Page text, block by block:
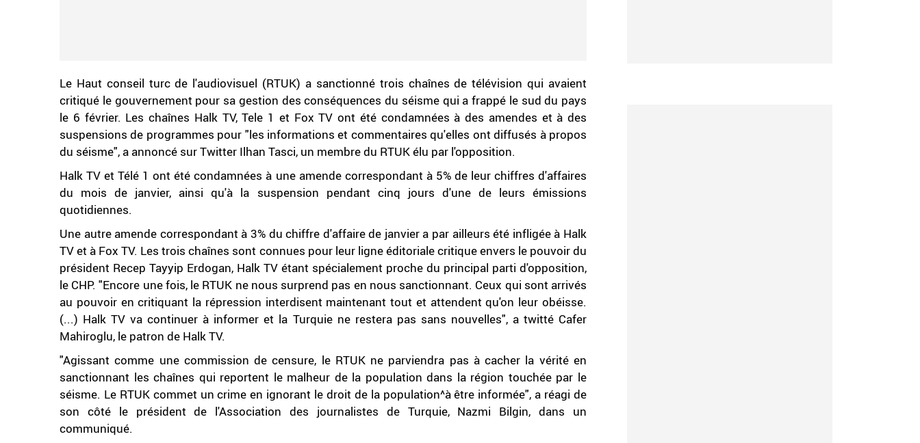
Le Haut conseil turc de l'audiovisuel (RTUK) a sanctionné trois chaînes de télévision qui avaient
critiqué le gouvernement pour sa gestion des conséquences du séisme qui a frappé le sud du pays
le 6 février. Les chaînes Halk TV, Tele 1 et Fox TV ont été condamnées à des amendes et à des
suspensions de programmes pour "les informations et commentaires qu'elles ont diffusés à propos
du séisme", a annoncé sur Twitter Ilhan Tasci, un membre du RTUK élu par l'opposition.
Halk TV et Télé 1 ont été condamnées à une amende correspondant à 5% de leur chiffres d'affaires
du mois de janvier, ainsi qu'à la suspension pendant cinq jours d'une de leurs émissions
quotidiennes.
Une autre amende correspondant à 3% du chiffre d'affaire de janvier a par ailleurs été infligée à Halk
TV et à Fox TV. Les trois chaînes sont connues pour leur ligne éditoriale critique envers le pouvoir du
président Recep Tayyip Erdogan, Halk TV étant spécialement proche du principal parti d'opposition,
le CHP. "Encore une fois, le RTUK ne nous surprend pas en nous sanctionnant. Ceux qui sont arrivés
au pouvoir en critiquant la répression interdisent maintenant tout et attendent qu'on leur obéisse.
(...) Halk TV va continuer à informer et la Turquie ne restera pas sans nouvelles", a twitté Cafer
Mahiroglu, le patron de Halk TV.
"Agissant comme une commission de censure, le RTUK ne parviendra pas à cacher la vérité en
sanctionnant les chaînes qui reportent le malheur de la population dans la région touchée par le
séisme. Le RTUK commet un crime en ignorant le droit de la population^à être informée", a réagi de
son côté le président de l'Association des journalistes de Turquie, Nazmi Bilgin, dans un
communiqué.